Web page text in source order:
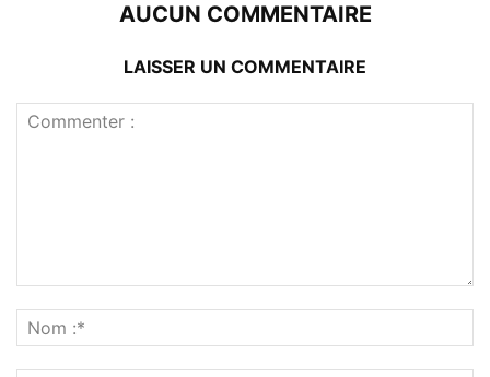
AUCUN COMMENTAIRE
LAISSER UN COMMENTAIRE